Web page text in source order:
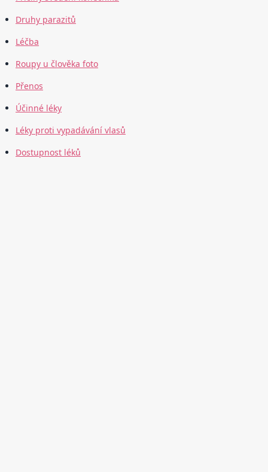
Druhy parazitů
Léčba
Roupy u člověka foto
Přenos
Účinné léky
Léky proti vypadávání vlasů
Dostupnost léků